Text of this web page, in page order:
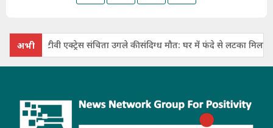
अभी
टीवी एक्ट्रेस संचिता उगले की संदिग्ध मौत: घर में फंदे से लटका मिला शव, निधन